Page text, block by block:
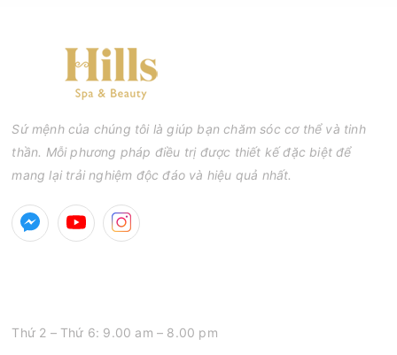
Sứ mệnh của chúng tôi là giúp bạn chăm sóc cơ thể và tinh
thần. Mỗi phương pháp điều trị được thiết kế đặc biệt để
mang lại trải nghiệm độc đáo và hiệu quả nhất.
Thứ 2 – Thứ 6: 9.00 am – 8.00 pm